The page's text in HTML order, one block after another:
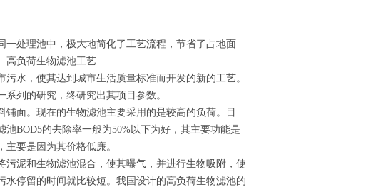
处理池中，极大地简化了工艺流程，节省了占地面
高负荷生物滤池工艺
水，使其达到城市生活质量标准而开发的新的工艺。
列的研究，终研究出其项目参数。
面。现在的生物滤池主要采用的是较高的负荷。目
BOD5的去除率一般为50%以下为好，其主要功能是
要是因为其价格低廉。
泥和生物滤池混合，使其曝气，并进行生物吸附，使
停留的时间就比较短。我国设计的高负荷生物滤池的